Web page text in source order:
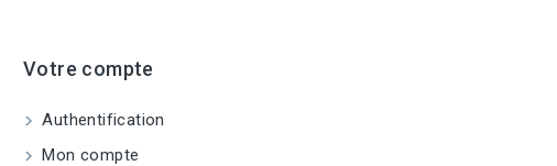
Votre compte
Authentification
Mon compte